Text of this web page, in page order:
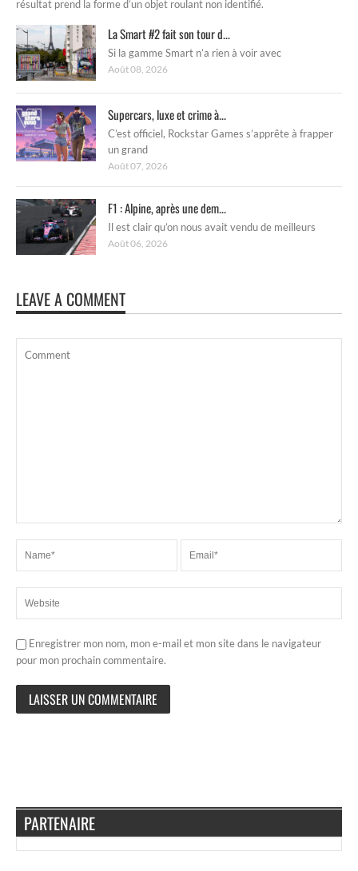
résultat prend la forme d’un objet roulant non identifié.
La Smart #2 fait son tour d...
Si la gamme Smart n’a rien à voir avec
Août 08, 2026
Supercars, luxe et crime à...
C’est officiel, Rockstar Games s’apprête à frapper
un grand
Août 07, 2026
F1 : Alpine, après une dem...
Il est clair qu’on nous avait vendu de meilleurs
Août 06, 2026
LEAVE A COMMENT
Enregistrer mon nom, mon e-mail et mon site dans le navigateur
pour mon prochain commentaire.
PARTENAIRE